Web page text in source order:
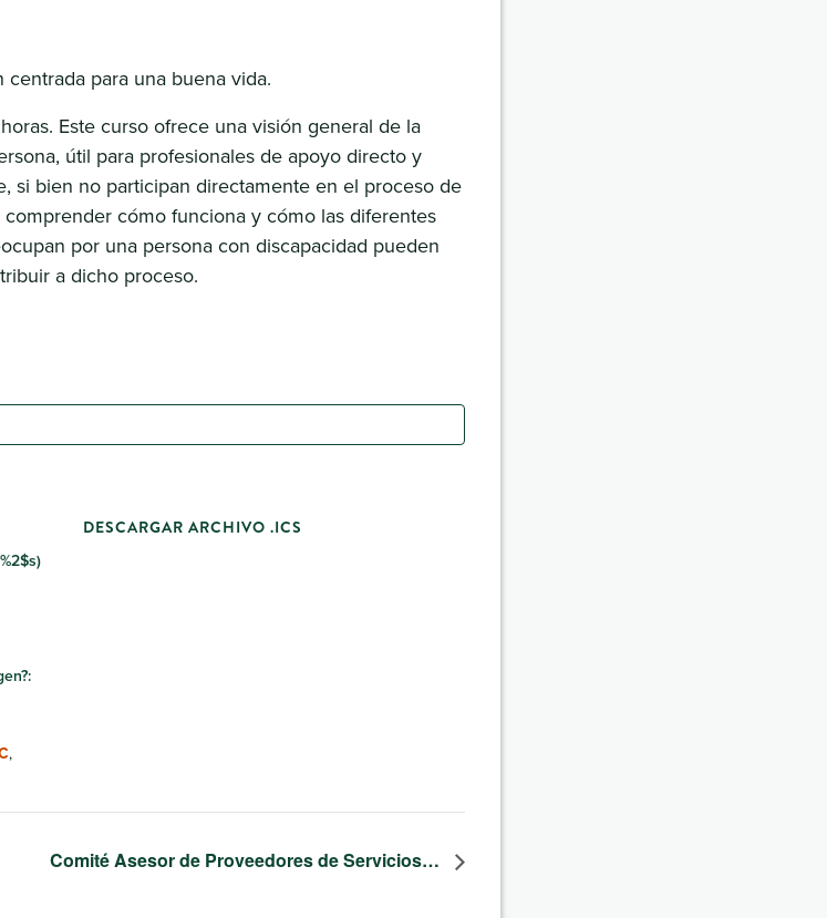
centrada para una buena vida.
Este curso ofrece una visión general de la
útil para profesionales de apoyo directo y
si bien no participan directamente en el proceso de
cómo funciona y cómo las diferentes
por una persona con discapacidad pueden
a dicho proceso.
,
DESCARGAR ARCHIVO .ICS
Comité Asesor de Proveedores de Servicios…